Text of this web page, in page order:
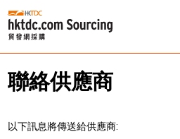
聯絡供應商
以下訊息將傳送給供應商: